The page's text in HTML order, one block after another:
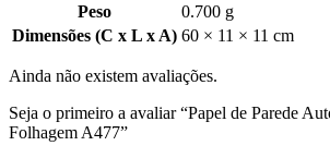
Peso
0.700 g
Dimensões (C x L x A) 60 × 11 × 11 cm
Ainda não existem avaliações.
Seja o primeiro a avaliar “Papel de Parede
Folhagem A477”